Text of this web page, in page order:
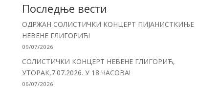
Последње вести
ОДРЖАН СОЛИСТИЧКИ КОНЦЕРТ ПИЈАНИСТКИЊЕ
НЕВЕНЕ ГЛИГОРИЋ!
09/07/2026
СОЛИСТИЧКИ КОНЦЕРТ НЕВЕНЕ ГЛИГОРИЋ,
УТОРАК,7.07.2026. У 18 ЧАСОВА!
06/07/2026